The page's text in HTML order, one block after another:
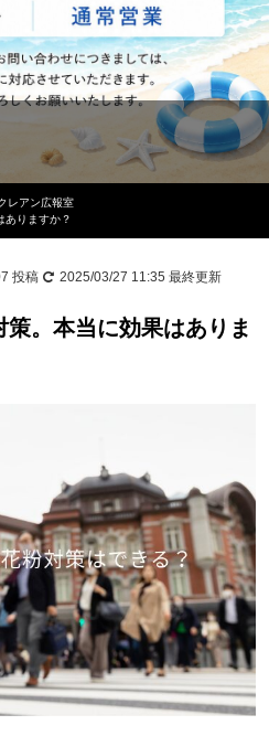
レアン広報室
ありますか？
投稿 2025/03/27 11:35 最終更新
。本当に効果はありま